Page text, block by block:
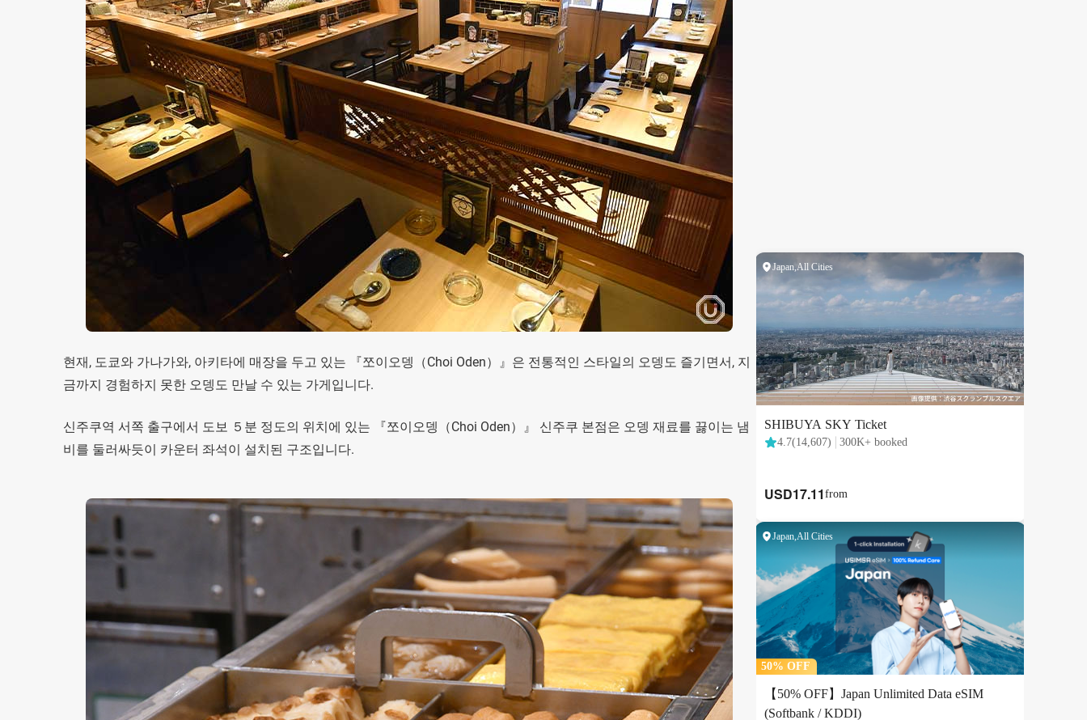
현재, 도쿄와 가나가와, 아키타에 매장을 두고 있는 『쪼이오뎅（Choi Oden）』은 전통적인 스타일의 오뎅도 즐기면서, 지
금까지 경험하지 못한 오뎅도 만날 수 있는 가게입니다.
신주쿠역 서쪽 출구에서 도보 ５분 정도의 위치에 있는 『쪼이오뎅（Choi Oden）』 신주쿠 본점은 오뎅 재료를 끓이는 냄
비를 둘러싸듯이 카운터 좌석이 설치된 구조입니다.